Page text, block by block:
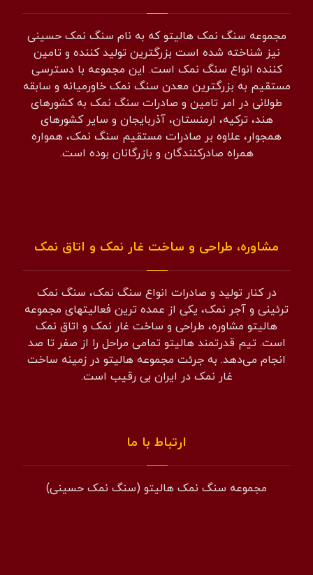
مجموعه سنگ نمک هالیتو که به نام سنگ نمک حسینی
نیز شناخته شده است بزرگترین تولید کننده و تامین
کننده انواع سنگ نمک است. این مجموعه با دسترسی
مستقیم به بزرگترین معدن سنگ نمک خاورمیانه و سابقه
طولانی در امر تامین و صادرات سنگ نمک به کشورهای
هند، ترکیه، ارمنستان، آذربایجان و سایر کشورهای
همجوار، علاوه بر صادرات مستقیم سنگ نمک، همواره
همراه صادرکنندگان و بازرگانان بوده است.
مشاوره، طراحی و ساخت غار نمک و اتاق نمک
در کنار تولید و صادرات انواع سنگ نمک، سنگ نمک
ترئینی و آجر نمک، یکی از عمده ترین فعالیتهای مجموعه
هالیتو مشاوره، طراحی و ساخت غار نمک و اتاق نمک
است. تیم قدرتمند هالیتو تمامی مراحل را از صفر تا صد
انجام می‌دهد. به جرئت مجموعه هالیتو در زمینه ساخت
غار نمک در ایران بی رقیب است.
ارتباط با ما
مجموعه سنگ نمک هالیتو (سنگ نمک حسینی)